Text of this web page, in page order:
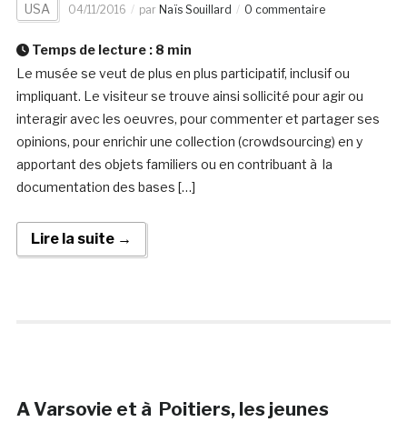
USA 04/11/2016 par Naïs Souillard 0 commentaire
Temps de lecture : 8 min
Le musée se veut de plus en plus participatif, inclusif ou
impliquant. Le visiteur se trouve ainsi sollicité pour agir ou
interagir avec les oeuvres, pour commenter et partager ses
opinions, pour enrichir une collection (crowdsourcing) en y
apportant des objets familiers ou en contribuant à la
documentation des bases […]
Lire la suite →
A Varsovie et à Poitiers, les jeunes